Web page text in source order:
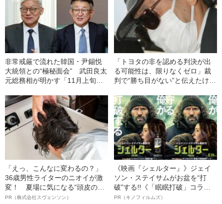
非常戒厳で流れた韓国・尹錫悦
大統領との“極秘面会” 武田良太
元総務相が明かす「11月上旬の
「トヨタの非を認める判決が出
る可能性は、限りなくゼロ」裁
判で“勝ち目がない”と伝えたけれ
幸三を説得できなかった「長男
の葛藤」
「えっ、こんなに変わるの？」
36歳男性ライターのニオイが激
変！ 夏場に気になる“頭皮のニ
オイ”や“ベタつき”を解消す
PR（株式会社スヴェンソン）
《映画『シェルター』》ジェイ
ソン・ステイサムがお盆を“打
破”する!!《「眠眠打破」コラ
ボ》
PR（キノフィルムズ）